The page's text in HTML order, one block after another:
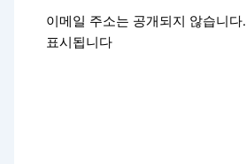
이메일 주소는 공개되지 않습니다.
표시됩니다